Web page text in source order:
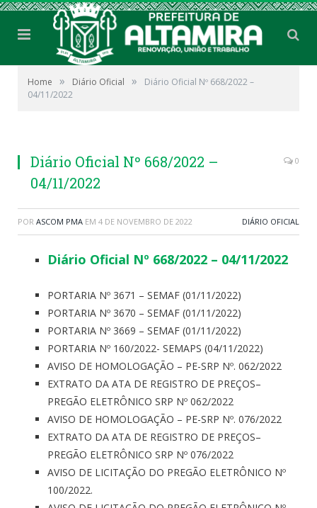
Home » Diário Oficial »
Diário Oficial Nº 668/2022 –
04/11/2022
Diário Oficial Nº 668/2022 –
04/11/2022
0
POR ASCOM PMA EM 4 DE NOVEMBRO DE 2022 DIÁRIO OFICIAL
Diário Oficial Nº 668/2022 – 04/11/2022
PORTARIA Nº 3671 – SEMAF (01/11/2022)
PORTARIA Nº 3670 – SEMAF (01/11/2022)
PORTARIA Nº 3669 – SEMAF (01/11/2022)
PORTARIA Nº 160/2022- SEMAPS (04/11/2022)
AVISO DE HOMOLOGAÇÃO – PE-SRP Nº. 062/2022
EXTRATO DA ATA DE REGISTRO DE PREÇOS–
PREGÃO ELETRÔNICO SRP Nº 062/2022
AVISO DE HOMOLOGAÇÃO – PE-SRP Nº. 076/2022
EXTRATO DA ATA DE REGISTRO DE PREÇOS–
PREGÃO ELETRÔNICO SRP Nº 076/2022
AVISO DE LICITAÇÃO DO PREGÃO ELETRÔNICO Nº
100/2022.